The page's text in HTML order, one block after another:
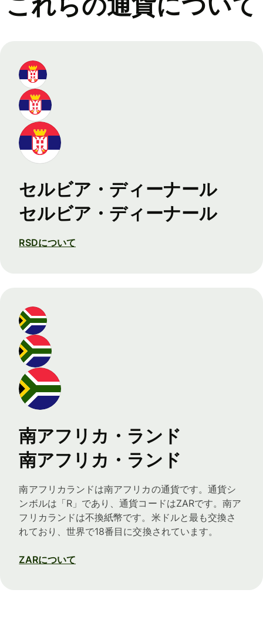
セルビア・ディーナール
セルビア・ディーナール
RSDについて
南アフリカ・ランド
南アフリカ・ランド
南アフリカランドは南アフリカの通貨です。通貨シ
ンボルは「R」であり、通貨コードはZARです。南ア
フリカランドは不換紙幣です。米ドルと最も交換さ
れており、世界で18番目に交換されています。
ZARについて